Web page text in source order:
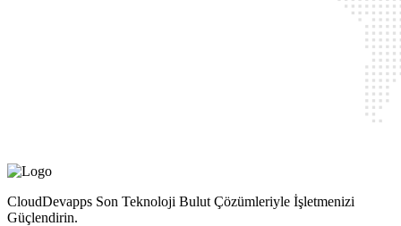
CloudDevapps Son Teknoloji Bulut Çözümleriyle İşletmenizi
Güçlendirin.